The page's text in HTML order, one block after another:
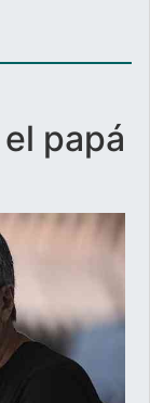
papá